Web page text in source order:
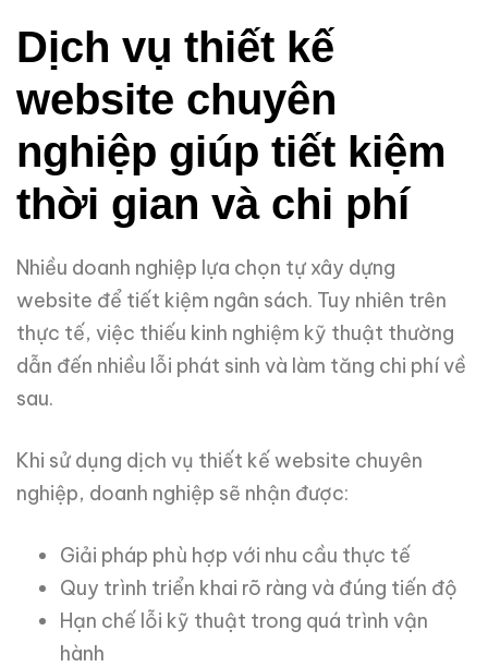
Dịch vụ thiết kế
website chuyên
nghiệp giúp tiết kiệm
thời gian và chi phí
Nhiều doanh nghiệp lựa chọn tự xây dựng
website để tiết kiệm ngân sách. Tuy nhiên trên
thực tế, việc thiếu kinh nghiệm kỹ thuật thường
dẫn đến nhiều lỗi phát sinh và làm tăng chi phí về
sau.
Khi sử dụng dịch vụ thiết kế website chuyên
nghiệp, doanh nghiệp sẽ nhận được:
Giải pháp phù hợp với nhu cầu thực tế
Quy trình triển khai rõ ràng và đúng tiến độ
Hạn chế lỗi kỹ thuật trong quá trình vận
hành